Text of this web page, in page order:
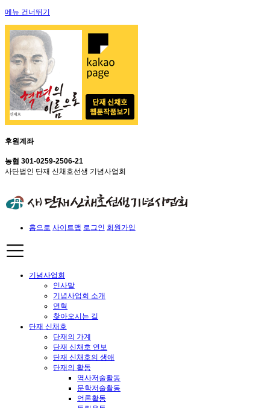
메뉴 건너뛰기
후원계좌
농협 301-0259-2506-21
사단법인 단재 신채호선생 기념사업회
홈으로 사이트맵 로그인 회원가입
기념사업회
인사말
기념사업회 소개
연혁
찾아오시는 길
단재 신채호
단재의 가계
단재 신채호 연보
단재 신채호의 생애
단재의 활동
역사저술활동
문학저술활동
언론활동